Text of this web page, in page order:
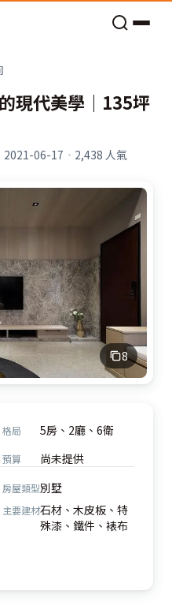
現代美學｜135坪
2021-06-17 · 2,438 人氣
8
格局 5房、2廳、6衛
預算 尚未提供
房屋類型別墅
主要建材石材、木皮板、特
殊漆、鐵件、裱布